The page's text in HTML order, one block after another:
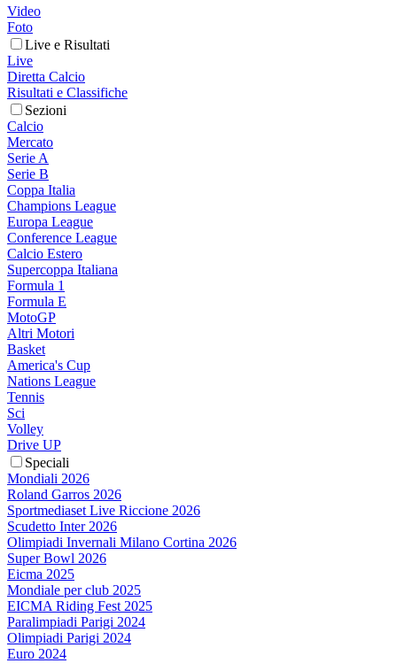
Video
Foto
Live e Risultati
Live
Diretta Calcio
Risultati e Classifiche
Sezioni
Calcio
Mercato
Serie A
Serie B
Coppa Italia
Champions League
Europa League
Conference League
Calcio Estero
Supercoppa Italiana
Formula 1
Formula E
MotoGP
Altri Motori
Basket
America's Cup
Nations League
Tennis
Sci
Volley
Drive UP
Speciali
Mondiali 2026
Roland Garros 2026
Sportmediaset Live Riccione 2026
Scudetto Inter 2026
Olimpiadi Invernali Milano Cortina 2026
Super Bowl 2026
Eicma 2025
Mondiale per club 2025
EICMA Riding Fest 2025
Paralimpiadi Parigi 2024
Olimpiadi Parigi 2024
Euro 2024